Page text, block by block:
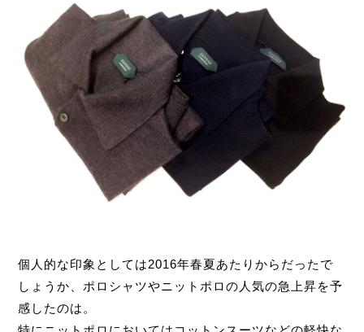
個人的な印象としては2016年春夏あたりからだったで
しょうか、ポロシャツやニットポロの人気の急上昇を予
感したのは。